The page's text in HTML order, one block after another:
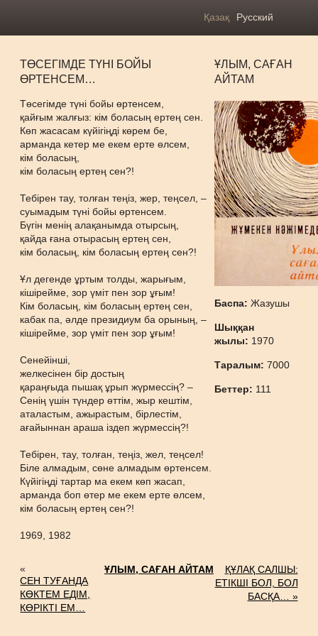
Қазақ Русский
ТӨСЕГІМДЕ ТҮНІ БОЙЫ
ӨРТЕНСЕМ…
Төсегімде түні бойы өртенсем,
қайғым жалғыз: кім боласың ертең сен.
Көп жасасам күйігіңді көрем бе,
арманда кетер ме екем ерте өлсем,
кім боласың,
кім боласың ертең сен?!
Тебірен тау, толған теңіз, жер, теңсел, –
суымадым түні бойы өртенсем.
Бүгін менің алақанымда отырсың,
қайда ғана отырасың ертең сен,
кім боласың, кім боласың ертең сен?!
Ұл дегенде ұртым толды, жарығым,
кішірейме, зор үміт пен зор ұғым!
Кім боласың, кім боласың ертең сен,
кабак па, әлде президиум ба орының, –
кішірейме, зор үміт пен зор ұғым!
Сенейінші,
желкесінен бір достың
қараңғыда пышақ ұрып жүрмессің? –
Сенің үшін түндер өттім, жыр кештім,
аталастым, ажырастым, бірлестім,
ағайыннан араша іздеп жүрмессің?!
Тебірен, тау, толған, теңіз, жел, теңсел!
Біле алмадым, сөне алмадым өртенсем.
Күйігіңді тартар ма екем көп жасап,
арманда боп өтер ме екем ерте өлсем,
кім боласың ертең сен?!
1969, 1982
ҰЛЫМ, САҒАН
АЙТАМ
Баспа:Жазушы
Шыққан
жылы: 1970
Таралым:7000
Беттер: 111
«
СЕН ТУҒАНДА
КӨКТЕМ ЕДІМ,
КӨРІКТІ ЕМ…
ҰЛЫМ, САҒАН АЙТАМ
ҚҰЛАҚ САЛШЫ:
ЕТІКШІ БОЛ, БОЛ
БАСҚА… »